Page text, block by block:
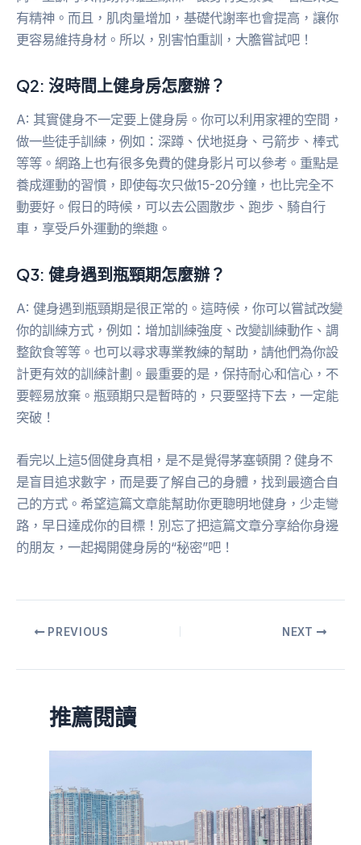
有精神。而且，肌肉量增加，基礎代謝率也會提高，讓你
更容易維持身材。所以，別害怕重訓，大膽嘗試吧！
Q2: 沒時間上健身房怎麼辦？
A: 其實健身不一定要上健身房。你可以利用家裡的空間，
做一些徒手訓練，例如：深蹲、伏地挺身、弓箭步、棒式
等等。網路上也有很多免費的健身影片可以參考。重點是
養成運動的習慣，即使每次只做15-20分鐘，也比完全不
動要好。假日的時候，可以去公園散步、跑步、騎自行
車，享受戶外運動的樂趣。
Q3: 健身遇到瓶頸期怎麼辦？
A: 健身遇到瓶頸期是很正常的。這時候，你可以嘗試改變
你的訓練方式，例如：增加訓練強度、改變訓練動作、調
整飲食等等。也可以尋求專業教練的幫助，請他們為你設
計更有效的訓練計劃。最重要的是，保持耐心和信心，不
要輕易放棄。瓶頸期只是暫時的，只要堅持下去，一定能
突破！
看完以上這5個健身真相，是不是覺得茅塞頓開？健身不
是盲目追求數字，而是要了解自己的身體，找到最適合自
己的方式。希望這篇文章能幫助你更聰明地健身，少走彎
路，早日達成你的目標！別忘了把這篇文章分享給你身邊
的朋友，一起揭開健身房的“秘密”吧！
PREVIOUS NEXT
推薦閱讀